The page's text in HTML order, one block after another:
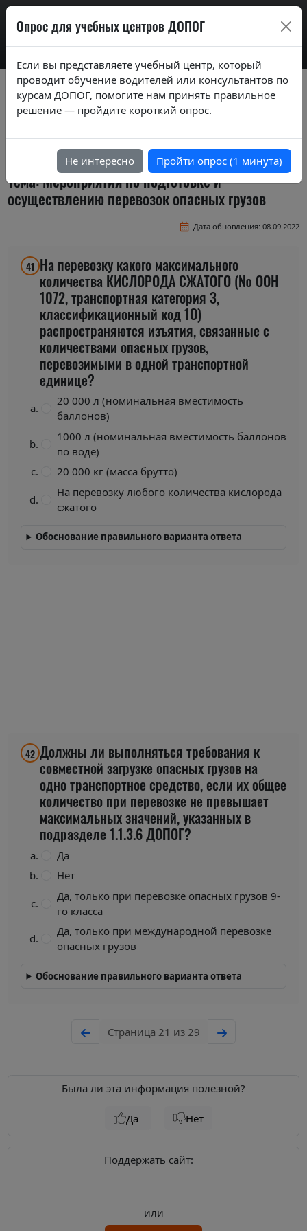
AdrExam
Вопросы экзаменационных билетов по
курсам ДОПОГ ver. 2020
Экзаменационные задания (тестовые
вопросы) по темам базового курса
Тема: Мероприятия по подготовке и
осуществлению перевозок опасных грузов
Дата обновления: 08.09.2022
41 На перевозку какого максимального
количества КИСЛОРОДА СЖАТОГО (№ ООН
1072, транспортная категория 3,
классификационный код 1О)
распространяются изъятия, связанные с
количествами опасных грузов,
перевозимыми в одной транспортной
единице?
20 000 л (номинальная вместимость
баллонов)
1000 л (номинальная вместимость баллонов
по воде)
20 000 кг (масса брутто)
На перевозку любого количества кислорода
сжатого
Обоснование правильного варианта ответа
42 Должны ли выполняться требования к
совместной загрузке опасных грузов на
одно транспортное средство, если их общее
количество при перевозке не превышает
максимальных значений, указанных в
подразделе 1.1.3.6 ДОПОГ?
Да
Нет
Да, только при перевозке опасных грузов 9-
го класса
Да, только при международной перевозке
опасных грузов
Обоснование правильного варианта ответа
Страница 21 из 29
Была ли эта информация полезной?
Да Нет
Поддержать сайт:
или
Опрос для учебных центров ДОПОГ
Если вы представляете учебный центр, который
проводит обучение водителей или консультантов по
курсам ДОПОГ, помогите нам принять правильное
решение — пройдите короткий опрос.
Не интересно Пройти опрос (1 минута)